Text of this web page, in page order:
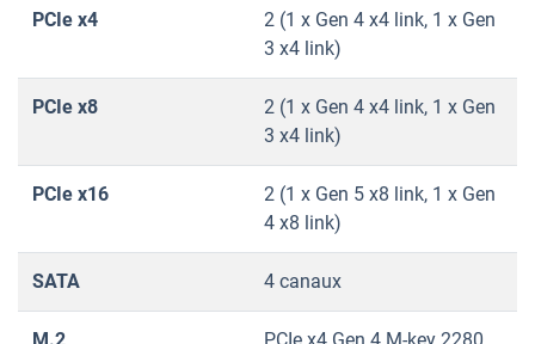
PCIe x4
2 (1 x Gen 4 x4 link, 1 x Gen
3 x4 link)
PCIe x8
2 (1 x Gen 4 x4 link, 1 x Gen
3 x4 link)
PCIe x16
2 (1 x Gen 5 x8 link, 1 x Gen
4 x8 link)
SATA 4 canaux